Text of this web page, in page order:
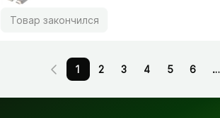
Товар закончился
1 2 3 4 5 6 …